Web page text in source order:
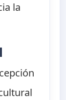
la